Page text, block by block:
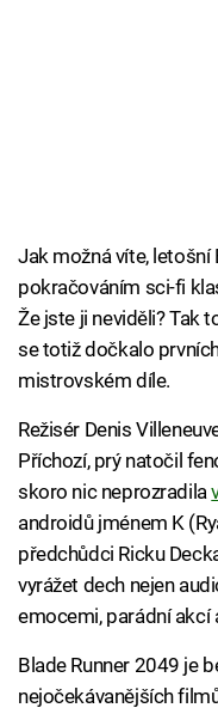
Jak možná víte, letošní
pokračováním sci-fi
Že jste ji neviděli? Tak
se totiž dočkalo
mistrovském díle.
Režisér Denis
Příchozí, prý natočil
skoro nic neprozradila
androidů jménem K
předchůdci Ricku
vyrážet dech nejen
emocemi, parádní akcí
Blade Runner 2049 je
nejočekávanějších